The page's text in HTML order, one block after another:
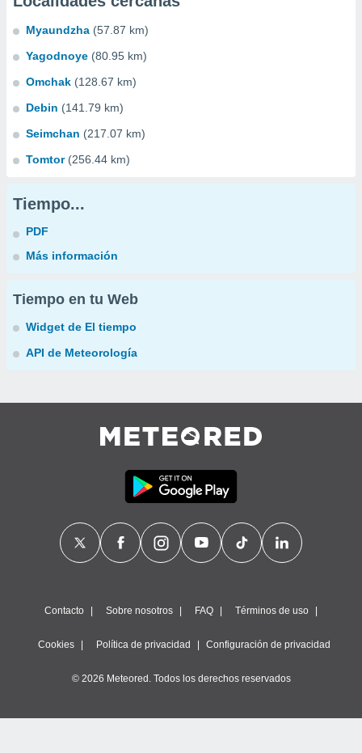
Myaundzha (57.87 km)
Yagodnoye (80.95 km)
Omchak (128.67 km)
Debin (141.79 km)
Seimchan (217.07 km)
Tomtor (256.44 km)
Tiempo...
PDF
Más información
Tiempo en tu Web
Widget de El tiempo
API de Meteorología
Contacto Sobre nosotros FAQ Términos de uso
Cookies Política de privacidad Configuración de privacidad
© 2026 Meteored. Todos los derechos reservados